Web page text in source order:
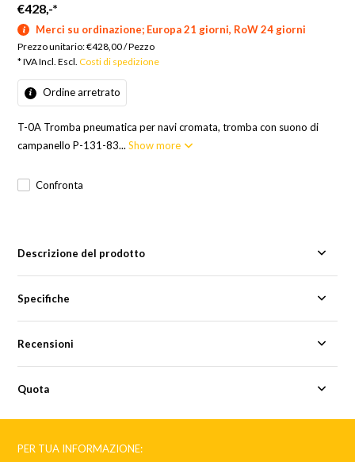
€428,-*
Merci su ordinazione; Europa 21 giorni, RoW 24 giorni
Prezzo unitario:€428,00/Pezzo
* IVA Incl. Escl.Costi di spedizione
Ordine arretrato
T-0A Tromba pneumatica per navi cromata, tromba con suono di
campanello P-131-83...Show more
Confronta
Descrizione del prodotto
Specifiche
Recensioni
Quota
PER TUA INFORMAZIONE: